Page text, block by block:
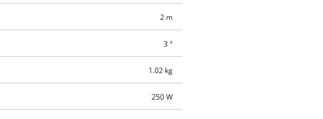
2 m
3 °
1.02 kg
250 W